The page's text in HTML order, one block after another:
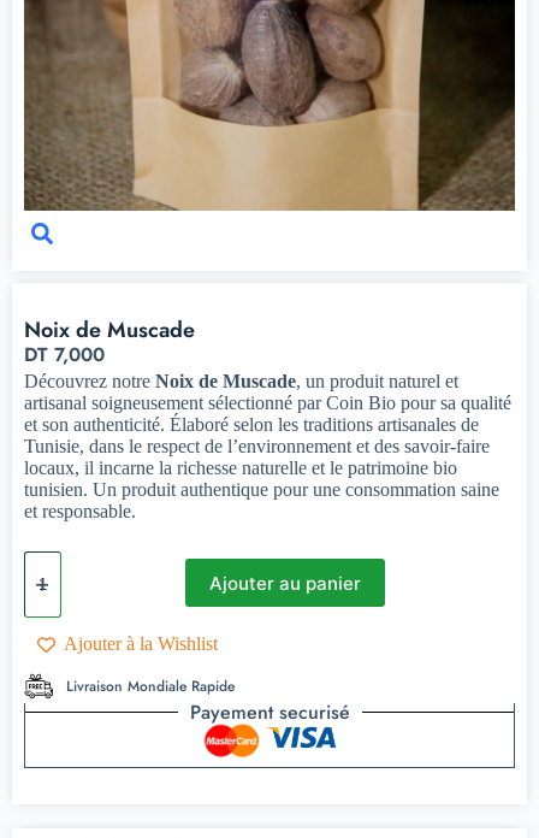
Noix de Muscade
DT 7,000
Découvrez notre Noix de Muscade, un produit naturel et
artisanal soigneusement sélectionné par Coin Bio pour sa qualité
et son authenticité. Élaboré selon les traditions artisanales de
Tunisie, dans le respect de l’environnement et des savoir-faire
locaux, il incarne la richesse naturelle et le patrimoine bio
tunisien. Un produit authentique pour une consommation saine
et responsable.
Ajouter au panier
Ajouter à la Wishlist
Livraison Mondiale Rapide
Payement securisé